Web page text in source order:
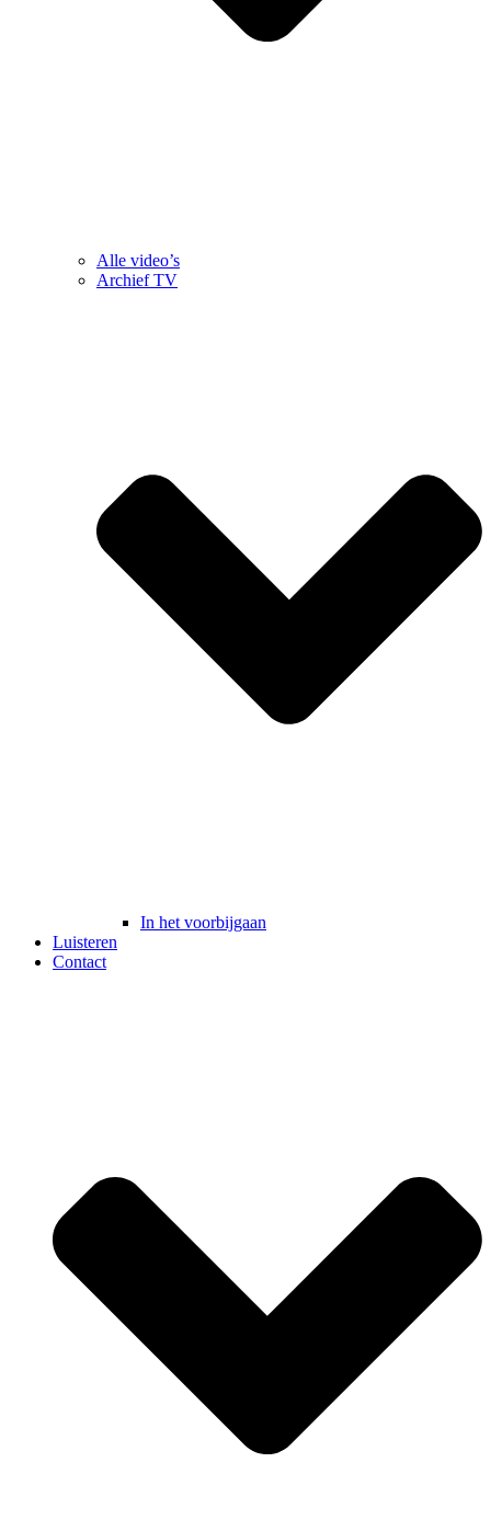
Alle video’s
Archief TV
In het voorbijgaan
Luisteren
Contact